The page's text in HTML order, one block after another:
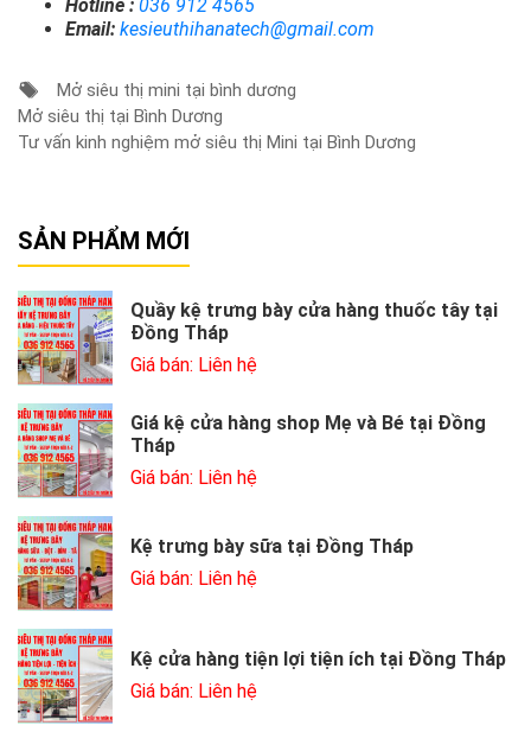
Hotline : 036 912 4565
Email: kesieuthihanatech@gmail.com
Mở siêu thị mini tại bình dương
Mở siêu thị tại Bình Dương
Tư vấn kinh nghiệm mở siêu thị Mini tại Bình Dương
SẢN PHẨM MỚI
Quầy kệ trưng bày cửa hàng thuốc tây tại
Đồng Tháp
Giá bán: Liên hệ
Giá kệ cửa hàng shop Mẹ và Bé tại Đồng
Tháp
Giá bán: Liên hệ
Kệ trưng bày sữa tại Đồng Tháp
Giá bán: Liên hệ
Kệ cửa hàng tiện lợi tiện ích tại Đồng Tháp
Giá bán: Liên hệ